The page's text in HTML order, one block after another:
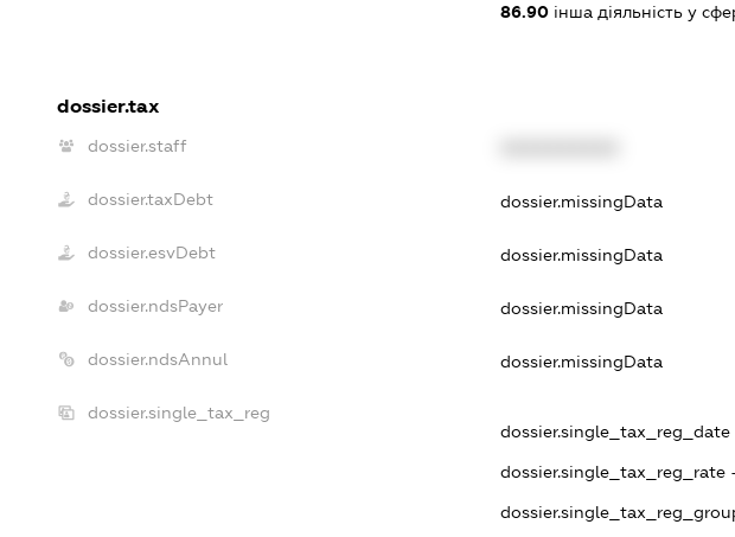
86.90інша діяльність у
dossier.tax
dossier.staff
dossier.taxDebt dossier.missingData
dossier.esvDebt dossier.missingData
dossier.ndsPayer dossier.missingData
dossier.ndsAnnul dossier.missingData
dossier.single_tax_reg
dossier.single_tax_reg_date -
dossier.single_tax_reg_rate